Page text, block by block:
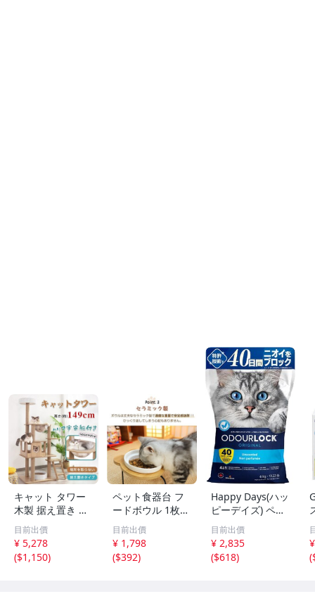
キャット タワー
木製 据え置き 省
スペース 高さ 14
3cm 爪とぎ 展望
台 猫 ツリー ハウ
ス 部屋 隠れ家 ペ
目前出價
¥ 5,278
($1,150)
ペット食器台 フ
ードボウル 1枚
陶器 磁器 犬 猫
イヌ ネコ ボウル
お皿 餌入れ 傾斜
斜め スタンド 餌
目前出價
¥ 1,798
($392)
Happy Days(ハッ
ピーデイズ) ペッ
トプロ 猫砂 オー
ドロック 約8秒で
小さく固まる 約4
0日間消臭効果が
目前出價
¥ 2,835
($618)
(